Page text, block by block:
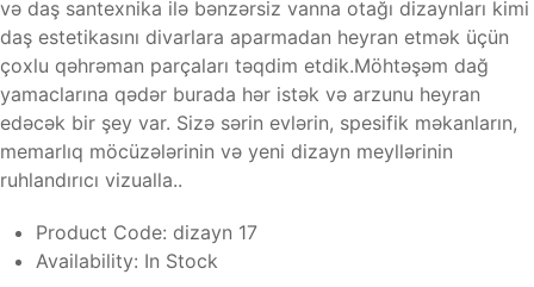
və daş santexnika ilə bənzərsiz vanna otağı dizaynları kimi
daş estetikasını divarlara aparmadan heyran etmək üçün
çoxlu qəhrəman parçaları təqdim etdik.Möhtəşəm dağ
yamaclarına qədər burada hər istək və arzunu heyran
edəcək bir şey var. Sizə sərin evlərin, spesifik məkanların,
memarlıq möcüzələrinin və yeni dizayn meyllərinin
ruhlandırıcı vizualla..
Product Code: dizayn 17
Availability: In Stock